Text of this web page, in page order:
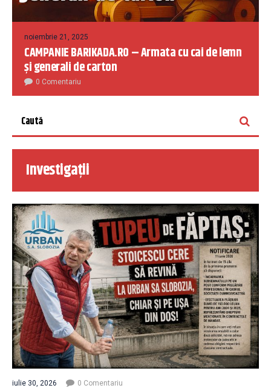
noiembrie 21, 2025
CAMPANIE BARIKADA.RO – Armata cu cai de lemn
și generali de carton
0 Comentariu
Investigații
iulie 30, 2026 0 Comentariu